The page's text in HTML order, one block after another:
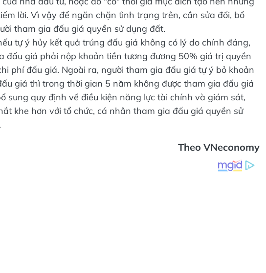
nhà đầu tư, hoặc do "cò" thổi giá mục đích tạo nên những
lời. Vì vậy để ngăn chặn tình trạng trên, cần sửa đổi, bổ
tham gia đấu giá quyền sử dụng đất.
tự ý hủy kết quả trúng đấu giá không có lý do chính đáng,
đấu giá phải nộp khoản tiền tương đương 50% giá trị quyền
phí đấu giá. Ngoài ra, người tham gia đấu giá tự ý bỏ khoản
giá thì trong thời gian 5 năm không được tham gia đấu giá
sung quy định về điều kiện năng lực tài chính và giám sát,
khe hơn với tổ chức, cá nhân tham gia đấu giá quyền sử
Theo VNeconomy